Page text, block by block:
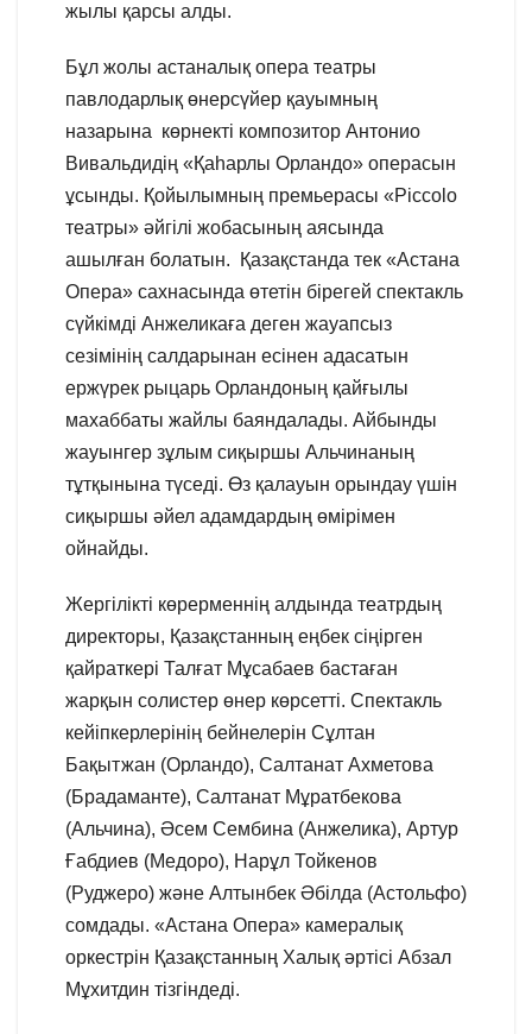
жылы қарсы алды.
Бұл жолы астаналық опера театры
павлодарлық өнерсүйер қауымның
назарына көрнекті композитор Антонио
Вивальдидің «Қаһарлы Орландо» операсын
ұсынды. Қойылымның премьерасы «Piccolo
театры» әйгілі жобасының аясында
ашылған болатын. Қазақстанда тек «Астана
Опера» сахнасында өтетін бірегей спектакль
сүйкімді Анжеликаға деген жауапсыз
сезімінің салдарынан есінен адасатын
ержүрек рыцарь Орландоның қайғылы
махаббаты жайлы баяндалады. Айбынды
жауынгер зұлым сиқыршы Альчинаның
тұтқынына түседі. Өз қалауын орындау үшін
сиқыршы әйел адамдардың өмірімен
ойнайды.
Жергілікті көрерменнің алдында театрдың
директоры, Қазақстанның еңбек сіңірген
қайраткері Талғат Мұсабаев бастаған
жарқын солистер өнер көрсетті. Спектакль
кейіпкерлерінің бейнелерін Сұлтан
Бақытжан (Орландо), Салтанат Ахметова
(Брадаманте), Салтанат Мұратбекова
(Альчина), Әсем Сембина (Анжелика), Артур
Ғабдиев (Медоро), Нарұл Тойкенов
(Руджеро) және Алтынбек Әбілда (Астольфо)
сомдады. «Астана Опера» камералық
оркестрін Қазақстанның Халық әртісі Абзал
Мұхитдин тізгіндеді.